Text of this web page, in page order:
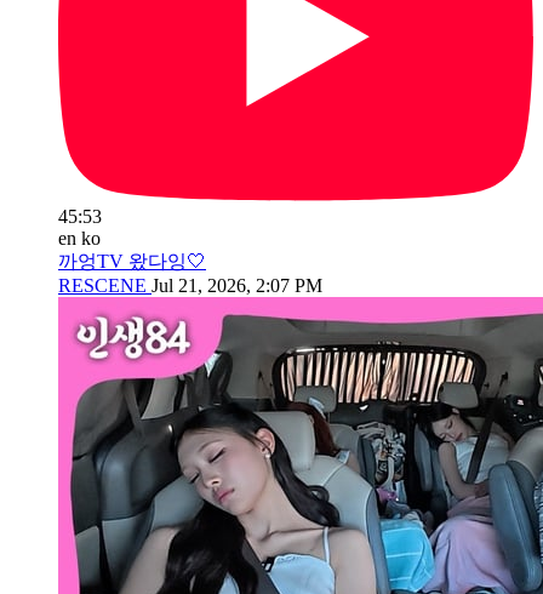
45:53
en ko
까엉TV 왔다잉🤍
RESCENE Jul 21, 2026, 2:07 PM